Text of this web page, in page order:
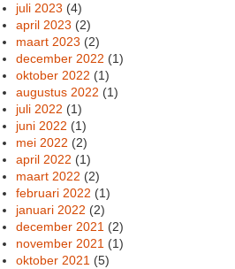
juli 2023 (4)
april 2023 (2)
maart 2023 (2)
december 2022 (1)
oktober 2022 (1)
augustus 2022 (1)
juli 2022 (1)
juni 2022 (1)
mei 2022 (2)
april 2022 (1)
maart 2022 (2)
februari 2022 (1)
januari 2022 (2)
december 2021 (2)
november 2021 (1)
oktober 2021 (5)